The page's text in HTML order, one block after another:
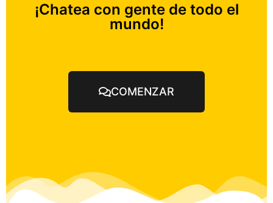
¡Chatea con gente de todo el
mundo!
COMENZAR